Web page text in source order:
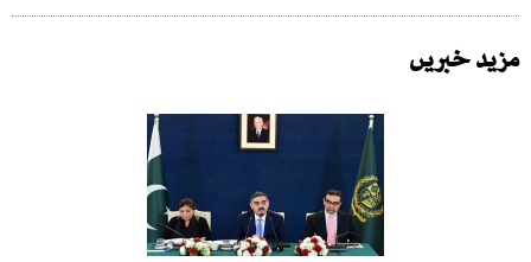
مزید خبریں